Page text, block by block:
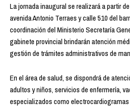
La jornada inaugural se realizará a partir
avenida Antonio Terraes y calle 510 del
coordinación del Ministerio Secretaría
gabinete provincial brindarán atención
gestión de trámites administrativos de
En el área de salud, se dispondrá de
adultos y niños, servicios de enfermería,
especializados como